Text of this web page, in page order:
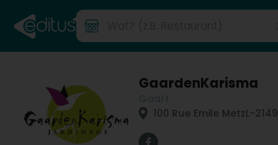
GaardenKarisma
100 Rue Emile MetzL-2149